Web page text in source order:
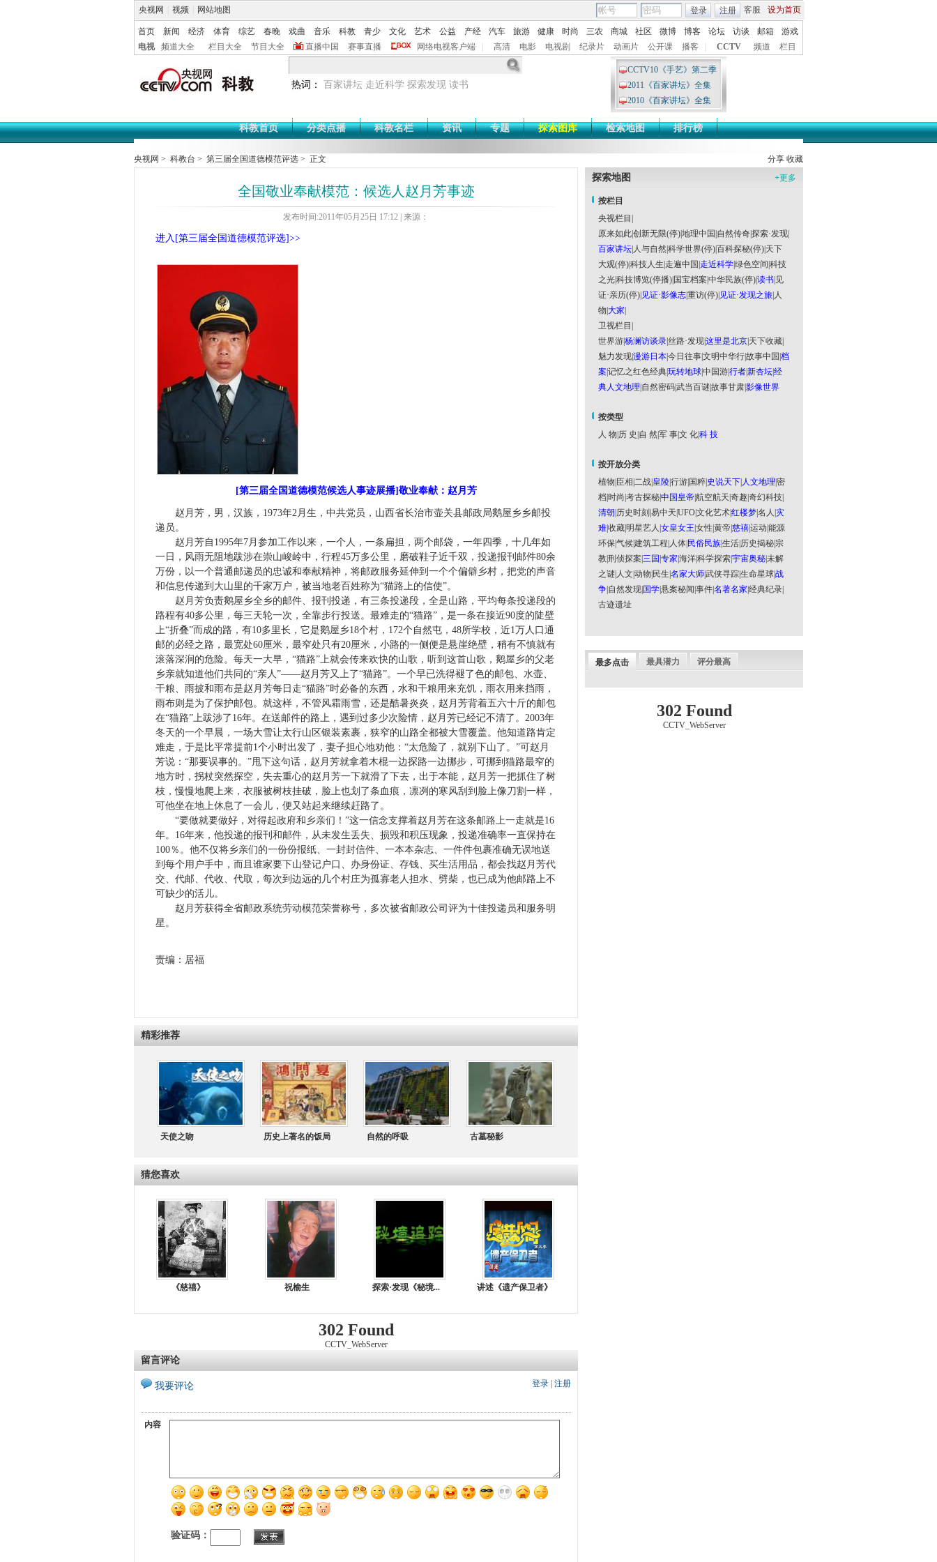
央视网 视频 网站地图 客服 设为首页
登录 注册
首页 新闻 经济 体育 综艺 春晚 戏曲 音乐 科教 青少 文化 艺术 公益 产经 汽车 旅游 健康 时尚 三农 商城 社区 微博 博客 论坛 访谈 邮箱
游戏
电视
频道大全 栏目大全 节目大全 直播中国 赛事直播 网络电视客户端 高清 电影 电视剧 纪录片 动画片 公开课 播客 CCTV 频道 栏目
CCTV10《手艺》第二季
2011《百家讲坛》全集
2010《百家讲坛》全集
热词： 百家讲坛 走近科学 探索发现 读书
科教首页 分类点播 科教名栏 资讯 专题 探索图库 检索地图 排行榜
央视网 > 科教台 > 第三届全国道德模范评选 > 正文 分享 收藏
探索地图 +更多
按栏目
央视栏目
原来如此创新无限(停)地理中国 自然传奇探索·发现
百家讲坛 人与自然科学世界(停)百科探秘(停) 天下
大观(停)科技人生 走遍中国 走近科学绿色空间 科技
之光科技博览(停播) 国宝档案 中华民族(停)读书 见
证·亲历(停) 见证·影像志重访(停) 见证·发现之旅 人
物 大家
卫视栏目
世界游杨澜访谈录丝路·发现这里是北京 天下收藏
魅力发现漫游日本今日往事文明中华行故事中国 档
案 记忆之红色经典玩转地球中国游行者新杏坛经
典人文地理 自然密码武当百谜故事甘肃影像世界
按类型
人 物 历 史 自 然军 事文 化科 技
按开放分类
植物 臣相 二战 皇陵行游 国粹 史说天下 人文地理 密
档 时尚 考古探秘中国皇帝 航空航天 奇趣 奇幻科技
清朝 历史时刻 易中天 UFO文化艺术红楼梦名人 灾
难收藏明星艺人 女皇女王 女性 黄帝 慈禧运动 能源
环保气候建筑工程 人体 民俗民族生活 历史揭秘宗
教刑侦探案 三国 专家 海洋科学探索宇宙奥秘未解
之谜 人文 动物 民生 名家大师武侠寻踪生命星球战
争 自然发现 国学悬案秘闻 事件名著名家 经典纪录
古迹遗址
最多点击 最具潜力 评分最高
302 Found
CCTV_WebServer
全国敬业奉献模范：候选人赵月芳事迹
发布时间:2011年05月25日 17:12 | 来源：
进入[第三届全国道德模范评选]>>
[第三届全国道德模范候选人事迹展播]敬业奉献：赵月芳
赵月芳，男，汉族， 1973年2月生，中共党员，山西省长治市壶关县邮政局鹅屋乡乡邮投
递员。
赵月芳自 1995年7月参加工作以来，一个人，一条扁担，两个邮袋，一年四季，十几年如
一日，风雨无阻地跋涉在崇山峻岭中，行程45万多公里，磨破鞋子近千双，投递报刊邮件80余
万份，以一个普通邮递员的忠诚和奉献精神，将邮政服务延伸到一个个偏僻乡村，把党的声音
和信息传递到大山里的千家万户，被当地老百姓称为“猫路上的信使”。
赵月芳负责鹅屋乡全乡的邮件、报刊投递，有三条投递段，全是山路，平均每条投递段的
路程有40多公里，每三天轮一次，全靠步行投送。最难走的“猫路”，是一条在接近90度的陡壁
上“折叠”而成的路，有10多里长，它是鹅屋乡18个村， 172个自然屯， 48所学校，近1万人口通
邮的必经之路，最宽处60厘米 ，最窄处只有20厘米 ，小路的一侧便是悬崖绝壁，稍有不慎就有
滚落深涧的危险。每天一大早，“猫路”上就会传来欢快的山歌，听到这首山歌，鹅屋乡的父老
乡亲就知道他们共同的“亲人”——赵月芳又上了“猫路”。一个早已洗得褪了色的邮包、水壶、
干粮、雨披和雨布是赵月芳每日走“猫路”时必备的东西，水和干粮用来充饥，雨衣用来挡雨，
雨布则是为了保护邮包。就这样，不管风霜雨雪，还是酷暑炎炎，赵月芳背着五六十斤的邮包
在“猫路”上跋涉了 16年。在送邮件的路上，遇到过多少次险情，赵月芳已经记不清了。 2003年
冬天的一个早晨，一场大雪让太行山区银装素裹，狭窄的山路全都被大雪覆盖。他知道路肯定
难走，于是比平常提前1个小时出发了，妻子担心地劝他：“太危险了，就别下山了。”可赵月
芳说：“那要误事的。”甩下这句话，赵月芳就拿着木棍一边探路一边挪步，可挪到猫路最窄的
地方时，拐杖突然探空，失去重心的赵月芳一下就滑了下去，出于本能，赵月芳一把抓住了树
枝，慢慢地爬上来，衣服被树枝挂破，脸上也划了条血痕，凛冽的寒风刮到脸上像刀割一样，
可他坐在地上休息了一会儿，便又站起来继续赶路了。
“要做就要做好，对得起政府和乡亲们！”这一信念支撑着赵月芳在这条邮路上一走就是16
年。 16年来，他投递的报刊和邮件，从未发生丢失、损毁和积压现象，投递准确率一直保持在
100％。他不仅将乡亲们的一份份报纸、一封封信件、一本本杂志、一件件包裹准确无误地送
到每个用户手中，而且谁家要下山登记户口、办身份证、存钱、买生活用品，都会找赵月芳代
交、代邮、代收、代取，每次到边远的几个村庄为孤寡老人担水、劈柴，也已成为他邮路上不
可缺少的活儿。
赵月芳获得全省邮政系统劳动模范荣誉称号，多次被省邮政公司评为十佳投递员和服务明
星。
责编：居福
精彩推荐
天使之吻 历史上著名的饭局 自然的呼吸 古墓秘影
猜您喜欢
《慈禧》 祝榆生 探索·发现《秘境... 讲述《遗产保卫者》
302 Found
CCTV_WebServer
留言评论
登录 注册
我要评论
内容
验证码：